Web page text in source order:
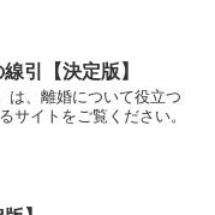
引【決定版】
は、離婚について役立つ
サイトをご覧ください。